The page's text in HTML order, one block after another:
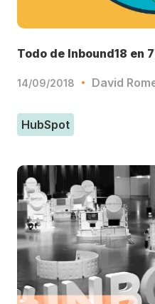
Todo de Inbound18 en
14/09/2018 David
HubSpot